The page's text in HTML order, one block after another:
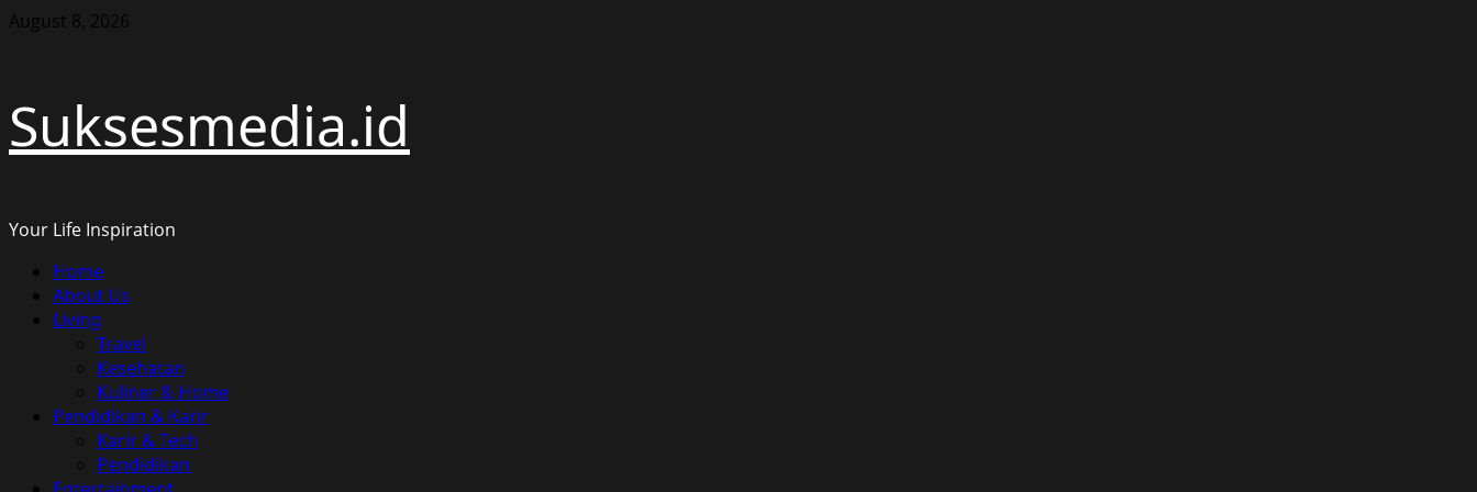
Skip
August 8, 2026
Suksesmedia.id
Your Life Inspiration
Primary
Menu
Home
About Us
Living
Travel
Kesehatan
Kuliner & Home
Pendidikan & Karir
Karir & Tech
Pendidikan